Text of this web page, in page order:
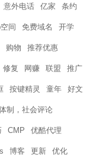
意外电话 亿家 条约
间 免费域名 开学
购物 推荐优惠
修复 网赚 联盟 推广
按键精灵 童年 好文
制，社会评论
CMP 优酷代理
博客 更新 优化